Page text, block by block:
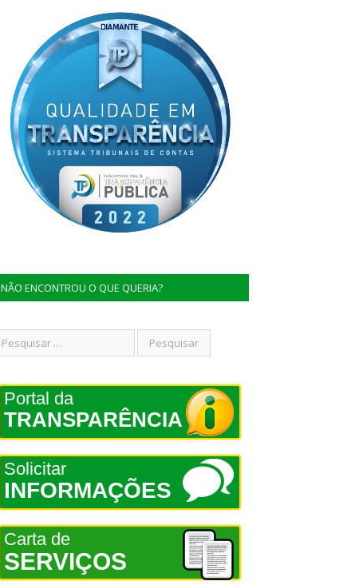
NÃO ENCONTROU O QUE QUERIA?
Portal da
TRANSPARÊNCIA
Solicitar
INFORMAÇÕES
Carta de
SERVIÇOS